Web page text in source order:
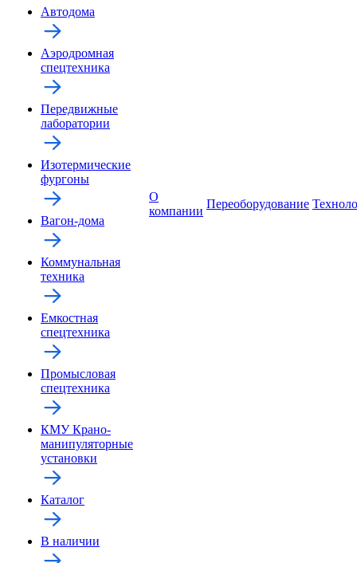
Автодома
Аэродромная
спецтехника
Передвижные
лаборатории
Изотермические
фургоны
Вагон-дома
Коммунальная
техника
Емкостная
спецтехника
Промысловая
спецтехника
КМУ Крано-
манипуляторные
установки
Каталог
В наличии
О
компании
Переоборудование